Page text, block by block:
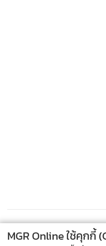
พอตัว เป็นการหวงอำนาจอย่า
ประเทศชาติ ซึ่งชัดเจนว่า รัฐ
ประชาชนอย่างแท้จริง" เลขาฯ
MGR Online ใช้คุกกี้